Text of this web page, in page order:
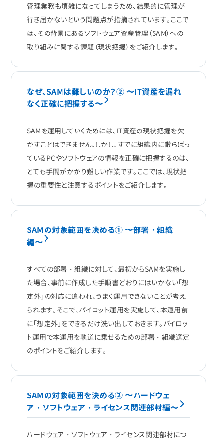
管理業務も煩雑になってしまうため、結果的に管理が
行き届かないという問題点が指摘されています。ここで
は、その背景にあるソフトウェア資産管理（SAM）への
取り組みに関する課題（現状把握）をご紹介します。
なぜ、SAMは難しいのか？② 〜IT資産を漏れ
なく正確に把握する〜
SAMを運用していくためには、IT資産の現状把握を欠
かすことはできません。しかし、すでに組織内に散らばっ
ているPCやソフトウェアの情報を正確に把握するのは、
とても手間がかかり難しい作業です。ここでは、現状把
握の重要性と注意するポイントをご紹介します。
SAMの対象範囲を決める① 〜部署・組織
編〜
すべての部署・組織に対して、最初からSAMを実施し
た場合、事前に作成した手順書どおりにはいかない「想
定外」の対応に追われ、うまく運用できないことが考え
られます。そこで、パイロット運用を実施して、本運用前
に「想定外」をできるだけ洗い出しておきます。パイロッ
ト運用で本運用を軌道に乗せるための部署・組織選定
のポイントをご紹介します。
SAMの対象範囲を決める② 〜ハードウェ
ア・ソフトウェア・ライセンス関連部材編〜
ハードウェア・ソフトウェア・ライセンス関連部材につ